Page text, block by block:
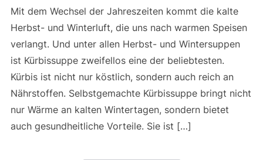
Mit dem Wechsel der Jahreszeiten kommt die kalte
Herbst- und Winterluft, die uns nach warmen Speisen
verlangt. Und unter allen Herbst- und Wintersuppen
ist Kürbissuppe zweifellos eine der beliebtesten.
Kürbis ist nicht nur köstlich, sondern auch reich an
Nährstoffen. Selbstgemachte Kürbissuppe bringt nicht
nur Wärme an kalten Wintertagen, sondern bietet
auch gesundheitliche Vorteile. Sie ist […]